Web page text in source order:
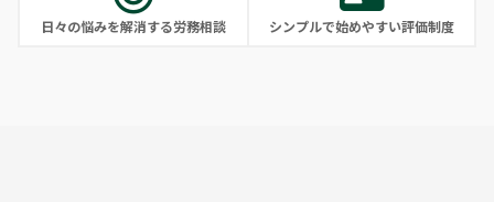
日々の悩みを解消する労務相談 シンプルで始めやすい評価制度